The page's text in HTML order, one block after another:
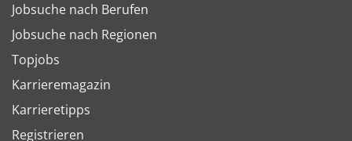
Jobsuche nach Berufen
Jobsuche nach Regionen
Topjobs
Karrieremagazin
Karrieretipps
Registrieren